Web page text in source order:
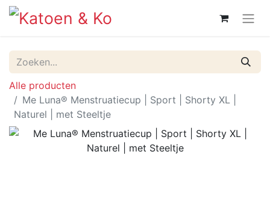
Alle producten
Me Luna® Menstruatiecup | Sport | Shorty XL |
Naturel | met Steeltje